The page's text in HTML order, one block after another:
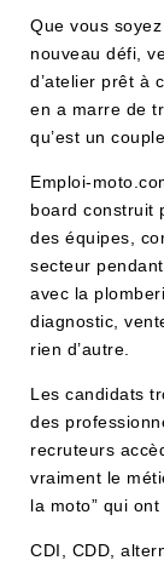
Que vous
nouveau défi,
d’atelier prêt à
en a marre de
qu’est un
Emploi-
board construit
des équipes,
secteur
avec la
diagnostic,
rien d’autre.
Les candidats
des
recruteurs
vraiment le
la moto” qui
CDI, CDD,